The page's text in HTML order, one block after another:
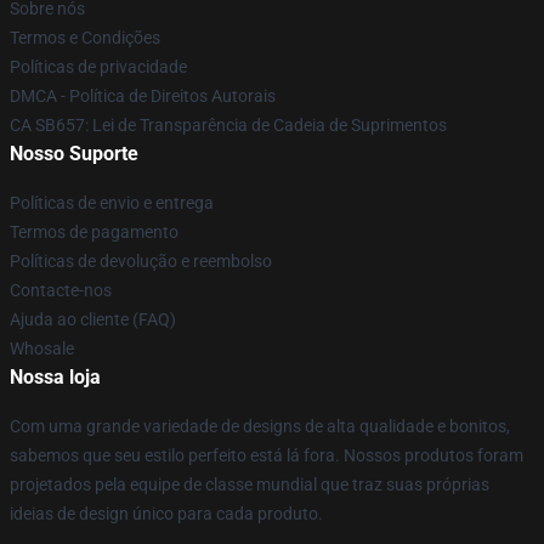
Sobre nós
Termos e Condições
Políticas de privacidade
DMCA - Política de Direitos Autorais
CA SB657: Lei de Transparência de Cadeia de Suprimentos
Nosso Suporte
Políticas de envio e entrega
Termos de pagamento
Políticas de devolução e reembolso
Contacte-nos
Ajuda ao cliente (FAQ)
Whosale
Nossa loja
Com uma grande variedade de designs de alta qualidade e bonitos,
sabemos que seu estilo perfeito está lá fora. Nossos produtos foram
projetados pela equipe de classe mundial que traz suas próprias
ideias de design único para cada produto.